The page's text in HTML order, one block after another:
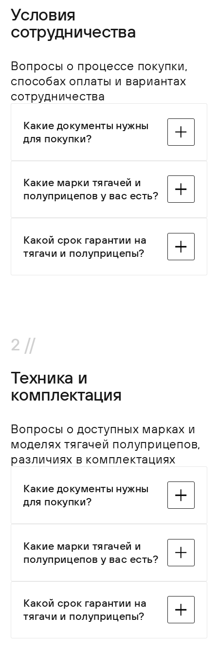
Условия
сотрудничества
Вопросы о процессе покупки,
способах оплаты и вариантах
сотрудничества
Какие документы нужны
для покупки?
Какие марки тягачей и
полуприцепов у вас есть? В
наличии и под заказ — популярные
европейские и отечественные
бренды. Ассортимент регулярно
обновляется.
Какие марки тягачей и
полуприцепов у вас есть?
В наличии и под заказ —
популярные европейские и
Ассортимент регулярно
Какой срок гарантии на
тягачи и полуприцепы?
обновляется.
2 //
Техника и
комплектация
Вопросы о доступных марках и
моделях тягачей полуприцепов,
различиях в комплектациях
Какие документы нужны
для покупки?
Какие марки тягачей и
полуприцепов у вас есть? В
наличии и под заказ — популярные
европейские и отечественные
бренды. Ассортимент регулярно
обновляется.
Какие марки тягачей и
полуприцепов у вас есть?
В наличии и под заказ —
популярные европейские и
Ассортимент регулярно
Какой срок гарантии на
тягачи и полуприцепы?